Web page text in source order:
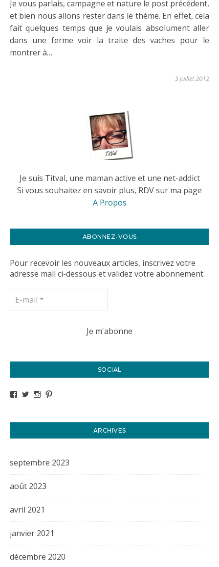
Je vous parlais, campagne et nature le post précédent,
et bien nous allons rester dans le thème. En effet, cela
fait quelques temps que je voulais absolument aller
dans une ferme voir la traite des vaches pour le
montrer à…
5 juillet 2012
Je suis Titval, une maman active et une net-addict
Si vous souhaitez en savoir plus, RDV sur ma page
A Propos
ABONNEZ-VOUS
Pour recevoir les nouveaux articles, inscrivez votre
adresse mail ci-dessous et validez votre abonnement.
SOCIAL
Voir le profil de titval35 sur Facebook
Voir le profil de titval35 sur Twitter
Voir le profil de titval35 sur Instagram
ARCHIVES
septembre 2023
août 2023
avril 2021
janvier 2021
décembre 2020